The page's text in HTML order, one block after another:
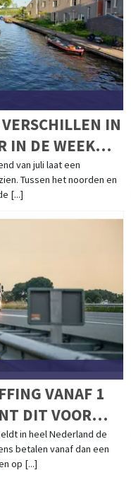
IN
IN DE WEEK
van juli laat een
Tussen het noorden en
[...]
VANAF 1
DIT VOOR
in heel Nederland de
betalen vanaf dan een
op [...]